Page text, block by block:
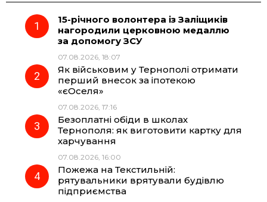
e
o
k
e
r
a
m
t
A
15-річного волонтера із Заліщиків
нагородили церковною медаллю
за допомогу ЗСУ
07.08.2026, 18:07
Як військовим у Тернополі отримати
перший внесок за іпотекою
«єОселя»
07.08.2026, 17:16
Безоплатні обіди в школах
Тернополя: як виготовити картку для
харчування
07.08.2026, 16:00
Пожежа на Текстильній:
рятувальники врятували будівлю
підприємства